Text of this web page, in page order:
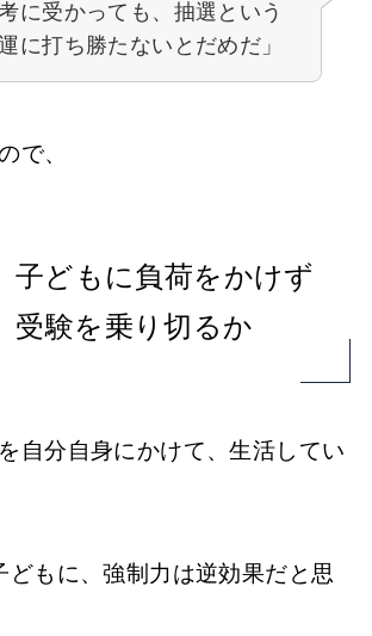
に受かっても、抽選という
に打ち勝たないとだめだ」
で、
子どもに負荷をかけず
受験を乗り切るか
自分自身にかけて、生活してい
どもに、強制力は逆効果だと思